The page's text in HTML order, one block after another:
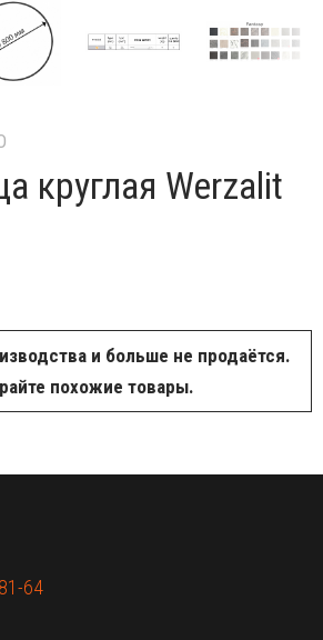
круглая Werzalit
и больше не продаётся.
похожие товары.
64